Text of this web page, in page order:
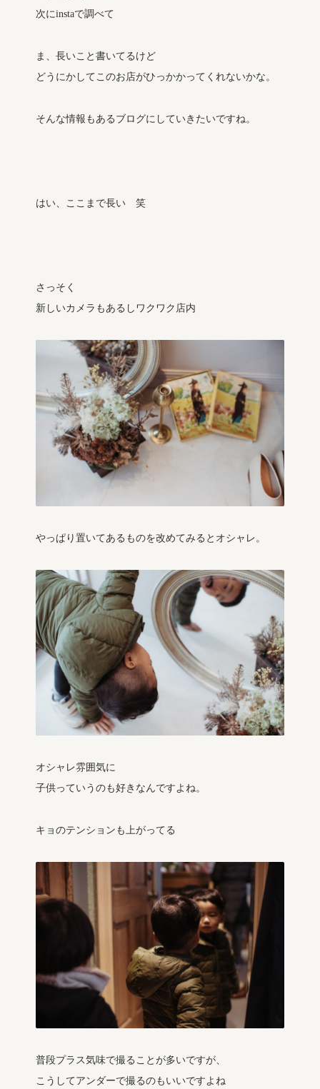
次にinstaで調べて
ま、長いこと書いてるけど
どうにかしてこのお店がひっかかってくれないかな。
そんな情報もあるブログにしていきたいですね。
はい、ここまで長い 笑
さっそく
新しいカメラもあるしワクワク店内
やっぱり置いてあるものを改めてみるとオシャレ。
オシャレ雰囲気に
子供っていうのも好きなんですよね。
キョのテンションも上がってる
普段プラス気味で撮ることが多いですが、
こうしてアンダーで撮るのもいいですよね